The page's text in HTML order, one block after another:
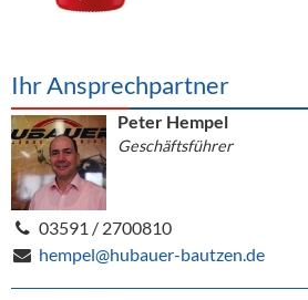
Ihr Ansprechpartner
Peter Hempel
Geschäftsführer
03591 / 2700810
hempel@hubauer-bautzen.de